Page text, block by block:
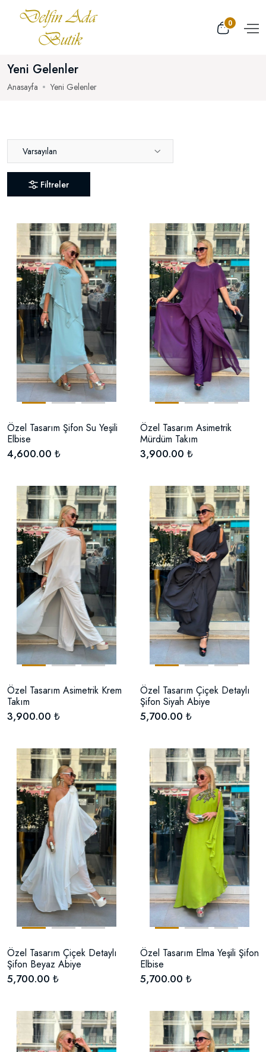
0
Yeni Gelenler
Anasayfa Yeni Gelenler
Varsayılan
Filtreler
Özel Tasarım Şifon Su Yeşili
Elbise
4,600.00 ₺
Özel Tasarım Asimetrik
Mürdüm Takım
3,900.00 ₺
Özel Tasarım Asimetrik Krem
Takım
3,900.00 ₺
Özel Tasarım Çiçek Detaylı
Şifon Siyah Abiye
5,700.00 ₺
Özel Tasarım Çiçek Detaylı
Şifon Beyaz Abiye
5,700.00 ₺
Özel Tasarım Elma Yeşili Şifon
Elbise
5,700.00 ₺